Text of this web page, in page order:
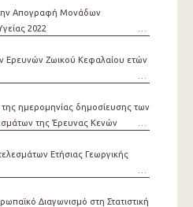
Απογραφή Μονάδων
2022
Ερευνών Ζωικού Κεφαλαίου ετών
ημερομηνίας δημοσίευσης των
της Έρευνας Κενών
Ετήσιας Γεωργικής
Διαγωνισμό στη Στατιστική